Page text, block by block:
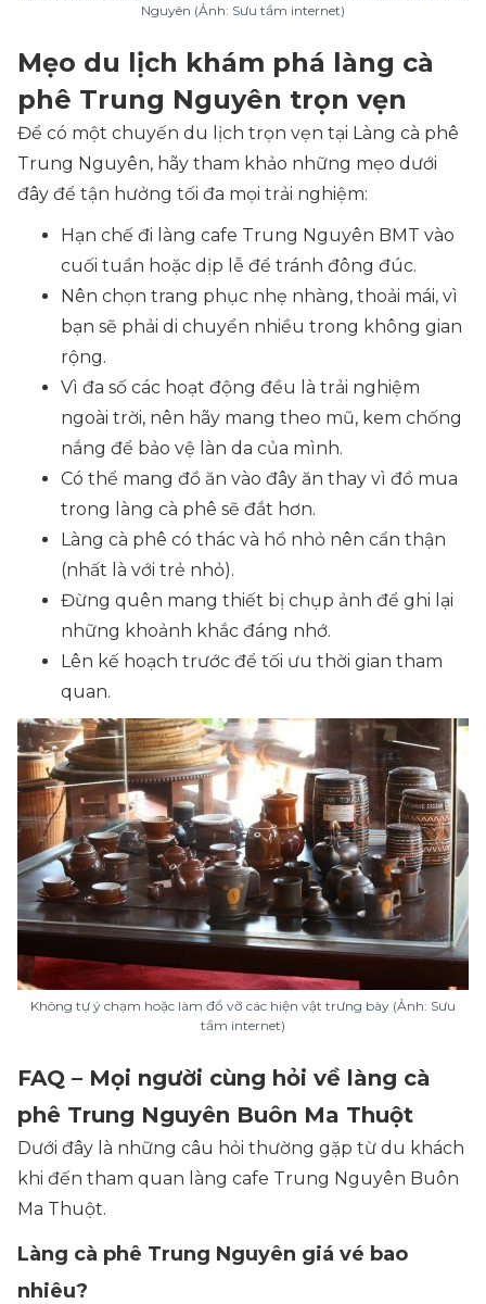
Nguyên (Ảnh: Sưu tầm internet)
Mẹo du lịch khám phá làng cà
phê Trung Nguyên trọn vẹn
Để có một chuyến du lịch trọn vẹn tại Làng cà phê
Trung Nguyên, hãy tham khảo những mẹo dưới
đây để tận hưởng tối đa mọi trải nghiệm:
Hạn chế đi làng cafe Trung Nguyên BMT vào
cuối tuần hoặc dịp lễ để tránh đông đúc.
Nên chọn trang phục nhẹ nhàng, thoải mái, vì
bạn sẽ phải di chuyển nhiều trong không gian
rộng.
Vì đa số các hoạt động đều là trải nghiệm
ngoài trời, nên hãy mang theo mũ, kem chống
nắng để bảo vệ làn da của mình.
Có thể mang đồ ăn vào đây ăn thay vì đồ mua
trong làng cà phê sẽ đắt hơn.
Làng cà phê có thác và hồ nhỏ nên cẩn thận
(nhất là với trẻ nhỏ).
Đừng quên mang thiết bị chụp ảnh để ghi lại
những khoảnh khắc đáng nhớ.
Lên kế hoạch trước để tối ưu thời gian tham
quan.
Không tự ý chạm hoặc làm đổ vỡ các hiện vật trưng bày (Ảnh: Sưu
tầm internet)
FAQ – Mọi người cùng hỏi về làng cà
phê Trung Nguyên Buôn Ma Thuột
Dưới đây là những câu hỏi thường gặp từ du khách
khi đến tham quan làng cafe Trung Nguyên Buôn
Ma Thuột.
Làng cà phê Trung Nguyên giá vé bao
nhiêu?